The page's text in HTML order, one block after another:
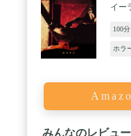
イー
100分
ホラ
みんなのレビュー